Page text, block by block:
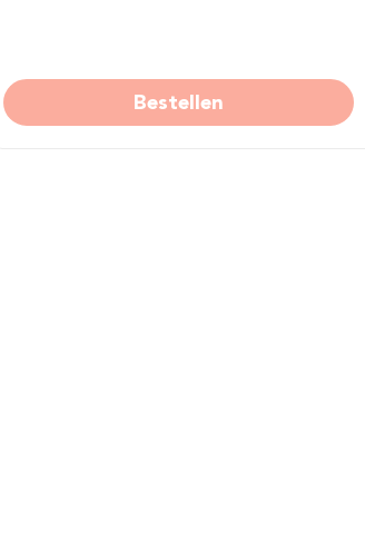
Bestellen